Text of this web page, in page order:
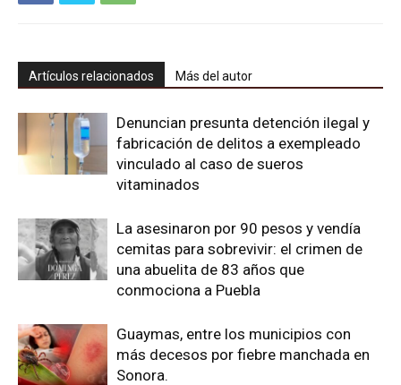
Artículos relacionados Más del autor
Denuncian presunta detención ilegal y
fabricación de delitos a exempleado
vinculado al caso de sueros
vitaminados
La asesinaron por 90 pesos y vendía
cemitas para sobrevivir: el crimen de
una abuelita de 83 años que
conmociona a Puebla
Guaymas, entre los municipios con
más decesos por fiebre manchada en
Sonora.